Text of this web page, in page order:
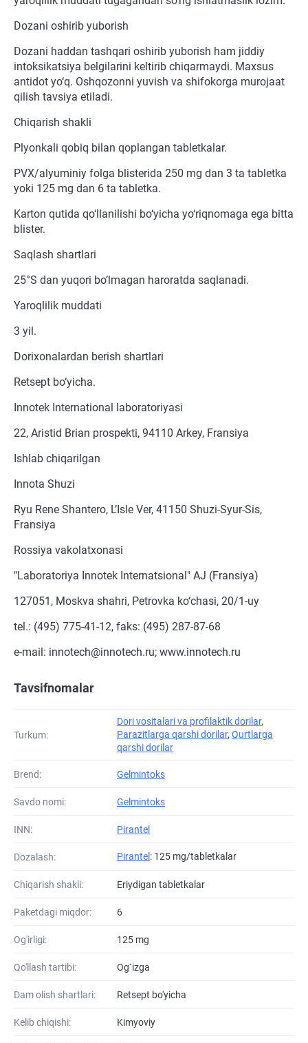
Dozani oshirib yuborish
Dozani haddan tashqari oshirib yuborish ham jiddiy
intoksikatsiya belgilarini keltirib chiqarmaydi. Maxsus
antidot yo‘q. Oshqozonni yuvish va shifokorga murojaat
qilish tavsiya etiladi.
Chiqarish shakli
Plyonkali qobiq bilan qoplangan tabletkalar.
PVX/alyuminiy folga blisterida 250 mg dan 3 ta tabletka
yoki 125 mg dan 6 ta tabletka.
Karton qutida qo‘llanilishi bo‘yicha yo‘riqnomaga ega bitta
blister.
Saqlash shartlari
25°S dan yuqori bo‘lmagan haroratda saqlanadi.
Yaroqlilik muddati
3 yil.
Dorixonalardan berish shartlari
Retsept bo‘yicha.
Innotek International laboratoriyasi
22, Aristid Brian prospekti, 94110 Arkey, Fransiya
Ishlab chiqarilgan
Innota Shuzi
Ryu Rene Shantero, L’Isle Ver, 41150 Shuzi-Syur-Sis,
Fransiya
Rossiya vakolatxonasi
"Laboratoriya Innotek Internatsional" AJ (Fransiya)
127051, Moskva shahri, Petrovka ko‘chasi, 20/1-uy
tel.: (495) 775-41-12, faks: (495) 287-87-68
e-mail: innotech@innotech.ru; www.innotech.ru
Tavsifnomalar
Turkum:
Dori vositalari va profilaktik dorilar,
Parazitlarga qarshi dorilar, Qurtlarga
qarshi dorilar
Brend: Gelmintoks
Savdo nomi: Gelmintoks
INN: Pirantel
Dozalash: Pirantel : 125 mg/tabletkalar
Chiqarish shakli: Eriydigan tabletkalar
Paketdagi miqdor: 6
Og'irligi: 125 mg
Qo'llash tartibi: Og`izga
Dam olish shartlari: Retsept bo'yicha
Kelib chiqishi: Kimyoviy